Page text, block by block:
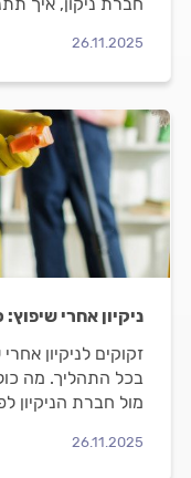
26.11.2025
ניקיון אחרי
זקוקים לניקיון
בכל התהליך. מה
מול חברת הניקיון
26.11.2025